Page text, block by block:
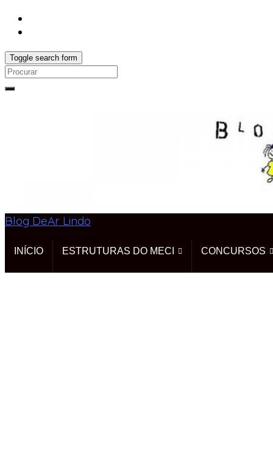
Toggle search form
Search
Blog DeAr Lindo
INÍCIO ESTRUTURAS DO MECI CONCURSOS